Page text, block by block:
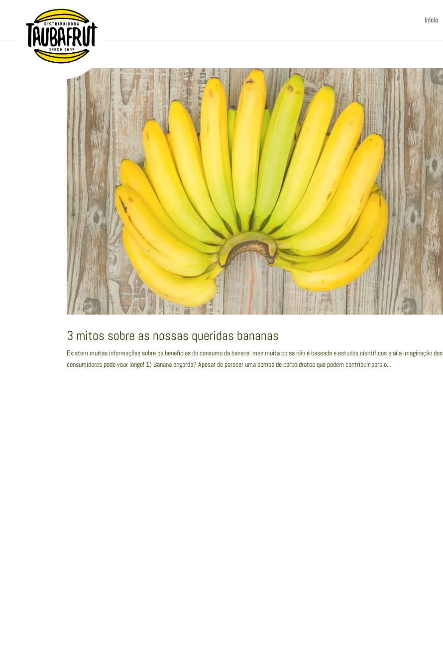
Início
3 mitos sobre as nossas queridas bananas
Existem muitas informações sobre os benefícios do consumo da banana, mas muita coisa não é baseada e estudos científicos e aí a imaginação dos
consumidores pode voar longe! 1) Banana engorda? Apesar de parecer uma bomba de carboidratos que podem contribuir para o...